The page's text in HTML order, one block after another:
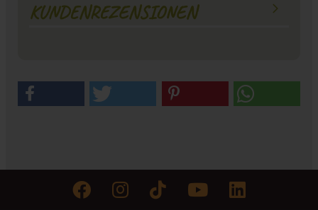
KUNDENREZENSIONEN